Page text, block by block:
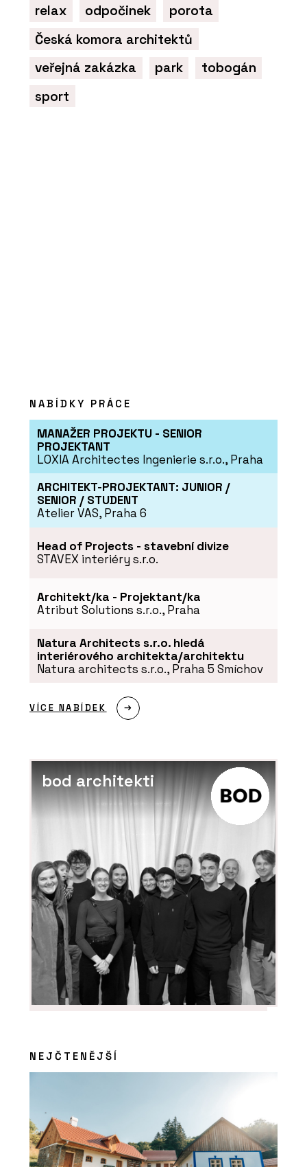
relax odpočinek
porota
Česká komora architektů
veřejná zakázka
park
tobogán
sport
NABÍDKY PRÁCE
MANAŽER PROJEKTU - SENIOR
PROJEKTANT
LOXIA Architectes Ingenierie s.r.o., Praha
ARCHITEKT-PROJEKTANT: JUNIOR /
SENIOR / STUDENT
Atelier VAS, Praha 6
Head of Projects - stavební divize
STAVEX interiéry s.r.o.
Architekt/ka - Projektant/ka
Atribut Solutions s.r.o., Praha
Natura Architects s.r.o. hledá
interiérového architekta/architektu
Natura architects s.r.o., Praha 5 Smíchov
VÍCE NABÍDEK
bod architekti
NEJČTENĚJŠÍ